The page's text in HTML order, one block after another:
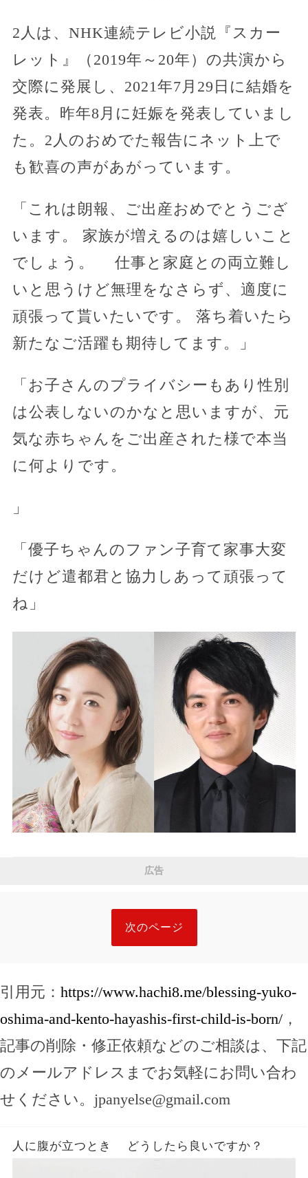
2人は、NHK連続テレビ小説『スカー
レット』（2019年～20年）の共演から
交際に発展し、2021年7月29日に結婚を
発表。昨年8月に妊娠を発表していまし
た。2人のおめでた報告にネット上で
も歓喜の声があがっています。
「これは朗報、ご出産おめでとうござ
います。 家族が増えるのは嬉しいこと
でしょう。 仕事と家庭との両立難し
いと思うけど無理をなさらず、適度に
頑張って貰いたいです。 落ち着いたら
新たなご活躍も期待してます。」
「お子さんのプライバシーもあり性別
は公表しないのかなと思いますが、元
気な赤ちゃんをご出産された様で本当
に何よりです。
」
「優子ちゃんのファン子育て家事大変
だけど遣都君と協力しあって頑張って
ね」
広告
次のページ
引用元： https://www.hachi8.me/blessing-yuko-
oshima-and-kento-hayashis-first-child-is-born/ ，
記事の削除・修正依頼などのご相談は、下記
のメールアドレスまでお気軽にお問い合わ
せください。 jpanyelse@gmail.com
人に腹が立つとき どうしたら良いですか？